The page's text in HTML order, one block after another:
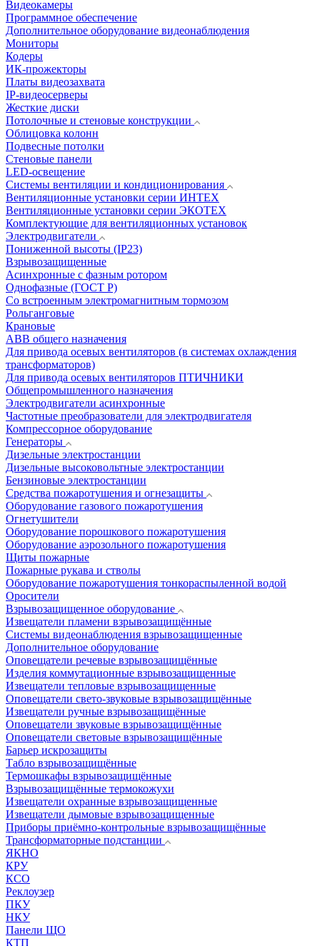
Видеокамеры
Программное обеспечение
Дополнительное оборудование видеонаблюдения
Мониторы
Кодеры
ИК-прожекторы
Платы видеозахвата
IP-видеосерверы
Жесткие диски
Потолочные и стеновые конструкции
Облицовка колонн
Подвесные потолки
Стеновые панели
LED-освещение
Системы вентиляции и кондиционирования
Вентиляционные установки серии ИНТЕХ
Вентиляционные установки серии ЭКОТЕХ
Комплектующие для вентиляционных установок
Электродвигатели
Пониженной высоты (IP23)
Взрывозащищенные
Асинхронные с фазным ротором
Однофазные (ГОСТ Р)
Со встроенным электромагнитным тормозом
Рольганговые
Крановые
АВВ общего назначения
Для привода осевых вентиляторов (в системах охлаждения
трансформаторов)
Для привода осевых вентиляторов ПТИЧНИКИ
Общепромышленного назначения
Электродвигатели асинхронные
Частотные преобразователи для электродвигателя
Компрессорное оборудование
Генераторы
Дизельные электростанции
Дизельные высоковольтные электростанции
Бензиновые электростанции
Средства пожаротушения и огнезащиты
Оборудование газового пожаротушения
Огнетушители
Оборудование порошкового пожаротушения
Оборудование аэрозольного пожаротушения
Щиты пожарные
Пожарные рукава и стволы
Оборудование пожаротушения тонкораспыленной водой
Оросители
Взрывозащищенное оборудование
Извещатели пламени взрывозащищённые
Системы видеонаблюдения взрывозащищенные
Дополнительное оборудование
Оповещатели речевые взрывозащищённые
Изделия коммутационные взрывозащищенные
Извещатели тепловые взрывозащищенные
Оповещатели свето-звуковые взрывозащищённые
Извещатели ручные взрывозащищённые
Оповещатели звуковые взрывозащищённые
Оповещатели световые взрывозащищённые
Барьер искрозащиты
Табло взрывозащищённые
Термошкафы взрывозащищённые
Взрывозащищённые термокожухи
Извещатели охранные взрывозащищенные
Извещатели дымовые взрывозащищенные
Приборы приёмно-контрольные взрывозащищённые
Трансформаторные подстанции
ЯКНО
КРУ
КСО
Реклоузер
ПКУ
НКУ
Панели ЩО
КТП